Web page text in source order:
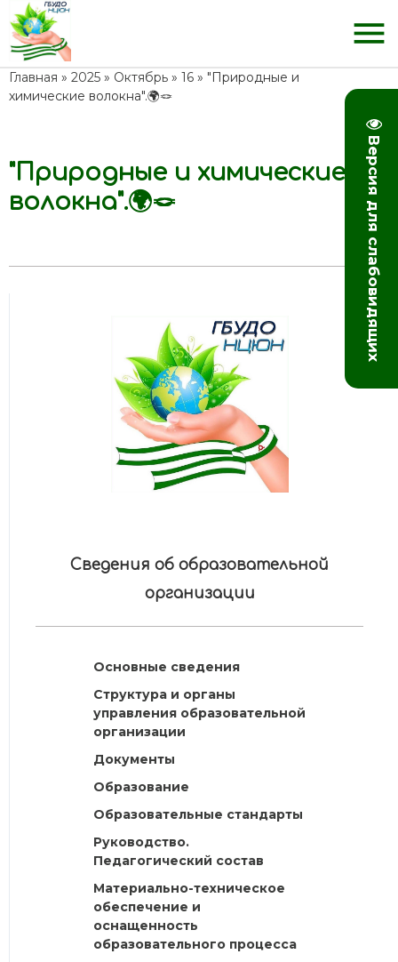
Версия для слабовидящих
menu
Главная » 2025 » Октябрь » 16 » "Природные и
химические волокна".🌍🪢
14:13
"Природные и химические
волокна".🌍🪢
Сведения об образовательной
организации
Основные сведения
Структура и органы
управления образовательной
организации
Документы
Образование
Образовательные стандарты
Руководство.
Педагогический состав
Материально-техническое
обеспечение и
оснащенность
образовательного процесса